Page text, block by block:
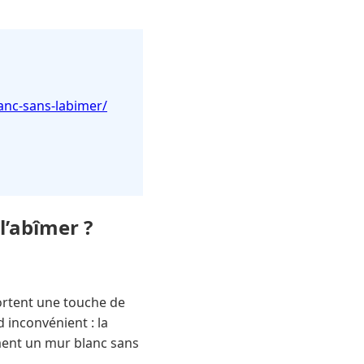
sans-labimer/
?
une touche de
inconvénient : la
un mur blanc sans